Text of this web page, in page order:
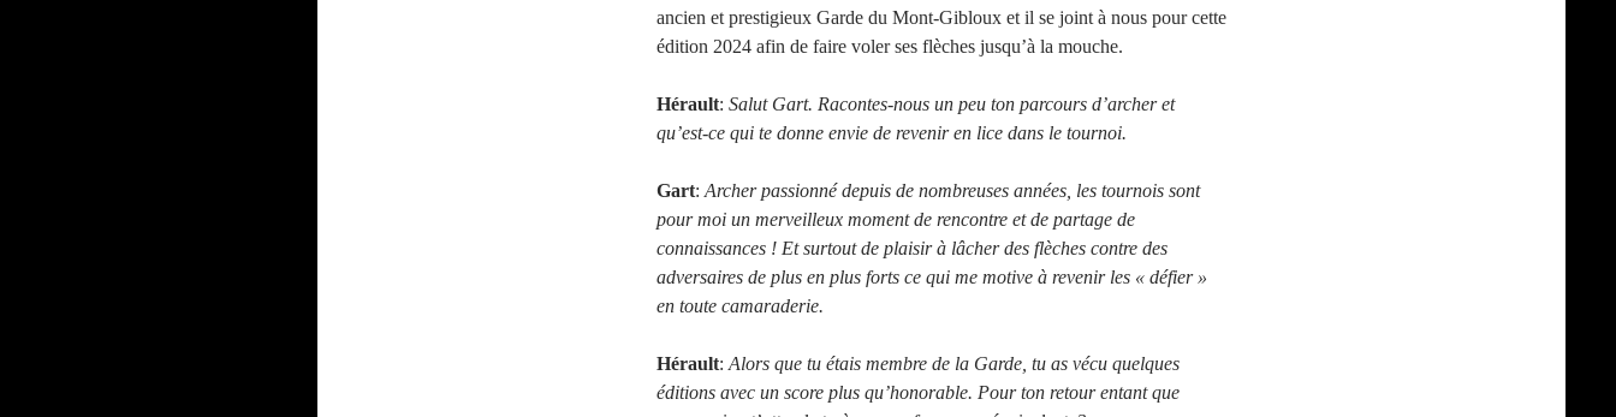
ancien et prestigieux Garde du Mont-Gibloux et il se joint à nous pour cette
édition 2024 afin de faire voler ses flèches jusqu’à la mouche.
Hérault: Salut Gart. Racontes-nous un peu ton parcours d’archer et
qu’est-ce qui te donne envie de revenir en lice dans le tournoi.
Gart: Archer passionné depuis de nombreuses années, les tournois sont
pour moi un merveilleux moment de rencontre et de partage de
connaissances ! Et surtout de plaisir à lâcher des flèches contre des
adversaires de plus en plus forts ce qui me motive à revenir les « défier »
en toute camaraderie.
Hérault: Alors que tu étais membre de la Garde, tu as vécu quelques
éditions avec un score plus qu’honorable. Pour ton retour entant que